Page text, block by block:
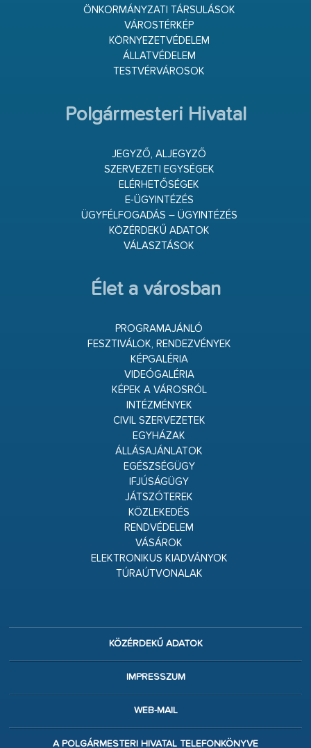
ÖNKORMÁNYZATI TÁRSULÁSOK
VÁROSTÉRKÉP
KÖRNYEZETVÉDELEM
ÁLLATVÉDELEM
TESTVÉRVÁROSOK
Polgármesteri Hivatal
JEGYZŐ, ALJEGYZŐ
SZERVEZETI EGYSÉGEK
ELÉRHETŐSÉGEK
E-ÜGYINTÉZÉS
ÜGYFÉLFOGADÁS – ÜGYINTÉZÉS
KÖZÉRDEKŰ ADATOK
VÁLASZTÁSOK
Élet a városban
PROGRAMAJÁNLÓ
FESZTIVÁLOK, RENDEZVÉNYEK
KÉPGALÉRIA
VIDEÓGALÉRIA
KÉPEK A VÁROSRÓL
INTÉZMÉNYEK
CIVIL SZERVEZETEK
EGYHÁZAK
ÁLLÁSAJÁNLATOK
EGÉSZSÉGÜGY
IFJÚSÁGÜGY
JÁTSZÓTEREK
KÖZLEKEDÉS
RENDVÉDELEM
VÁSÁROK
ELEKTRONIKUS KIADVÁNYOK
TÚRAÚTVONALAK
KÖZÉRDEKŰ ADATOK
IMPRESSZUM
WEB-MAIL
A POLGÁRMESTERI HIVATAL TELEFONKÖNYVE